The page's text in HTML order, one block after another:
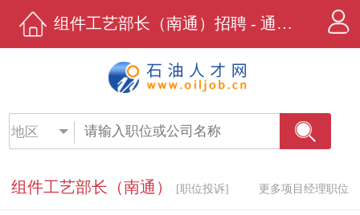
组件工艺部长（南通）招聘 - 通威太阳能(合肥)有限公司 - 石油人才网
地区
组件工艺部长（南通） [职位投诉] 更多项目经理职位